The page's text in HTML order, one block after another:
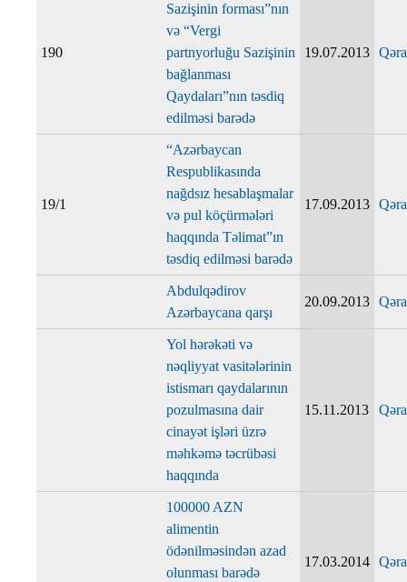
190
Sazişinin forması”nın
və “Vergi
partnyorluğu Sazişinin
bağlanması
Qaydaları”nın təsdiq
edilməsi barədə
19.07.2013
19/1
“Azərbaycan
Respublikasında
nağdsız hesablaşmalar
və pul köçürmələri
haqqında Təlimat”ın
təsdiq edilməsi barədə
17.09.2013
Abdulqədirov
Azərbaycana qarşı
20.09.2013
Yol hərəkəti və
nəqliyyat vasitələrinin
istismarı qaydalarının
pozulmasına dair
cinayət işləri üzrə
məhkəmə təcrübəsi
haqqında
15.11.2013
100000 AZN
alimentin
ödənilməsindən azad
olunması barədə
17.03.2014